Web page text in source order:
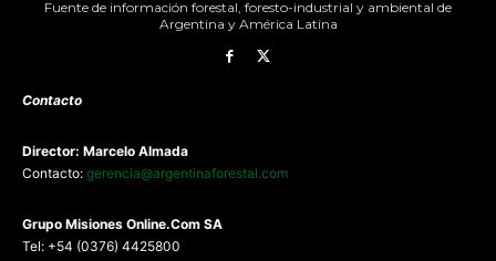
Fuente de información forestal, foresto-industrial y ambiental de
Argentina y América Latina
Contacto
Director: Marcelo Almada
Contacto: gerencia@argentinaforestal.com
Grupo Misiones Online.Com SA
Tel: +54 (0376) 4425800